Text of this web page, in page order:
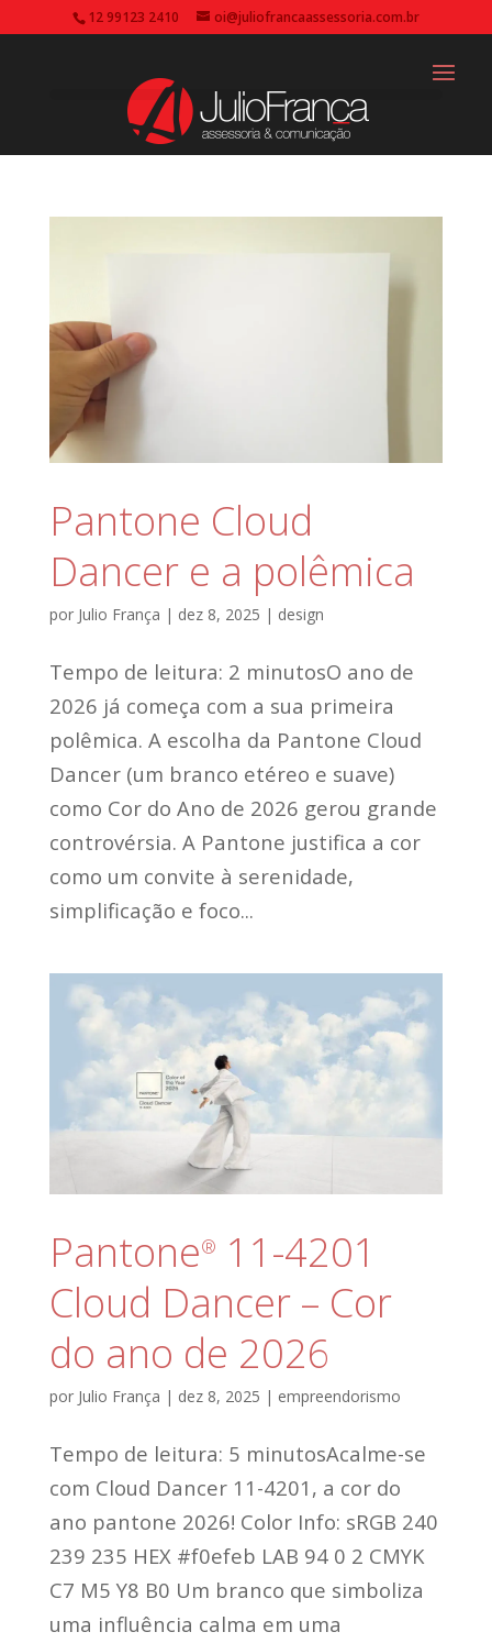
12 99123 2410 oi@juliofrancaassessoria.com.br
Pantone Cloud
Dancer e a polêmica
por Julio França | dez 8, 2025 | design
Tempo de leitura: 2 minutosO ano de
2026 já começa com a sua primeira
polêmica. A escolha da Pantone Cloud
Dancer (um branco etéreo e suave)
como Cor do Ano de 2026 gerou grande
controvérsia. A Pantone justifica a cor
como um convite à serenidade,
simplificação e foco...
Pantone® 11-4201
Cloud Dancer – Cor
do ano de 2026
por Julio França | dez 8, 2025 | empreendorismo
Tempo de leitura: 5 minutosAcalme-se
com Cloud Dancer 11-4201, a cor do
ano pantone 2026! Color Info: sRGB 240
239 235 HEX #f0efeb LAB 94 0 2 CMYK
C7 M5 Y8 B0 Um branco que simboliza
uma influência calma em uma